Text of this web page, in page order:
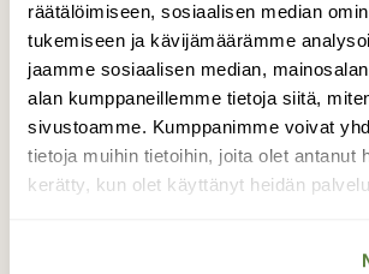
räätälöimiseen, sosiaalisen median
tukemiseen ja kävijämäärämme
jaamme sosiaalisen median,
alan kumppaneillemme tietoja siitä,
sivustoamme. Kumppanimme voivat
tietoja muihin tietoihin, joita olet antanut
kerätty, kun olet käyttänyt heidän
Teksti
Samuli Haapasalo
luonnossa
Vuonna 2020 blogi ilmesty joka